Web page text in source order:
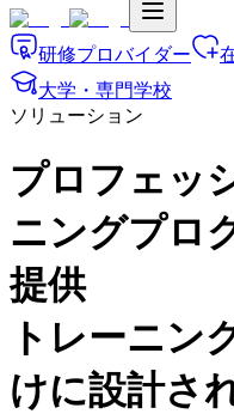
研修プロバイダー
大学・専門学校
ソリューション
プロフェッ
ニングプロ
提供
トレーニン
けに設計さ